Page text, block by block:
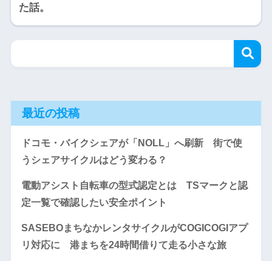
た話。
最近の投稿
ドコモ・バイクシェアが「NOLL」へ刷新 街で使
うシェアサイクルはどう変わる？
電動アシスト自転車の型式認定とは TSマークと認
定一覧で確認したい安全ポイント
SASEBOまちなかレンタサイクルがCOGICOGIアプ
リ対応に 港まちを24時間借りて走る小さな旅